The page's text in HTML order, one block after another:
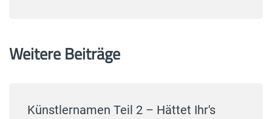
Weitere Beiträge
Künstlernamen Teil 2 – Hättet Ihr's